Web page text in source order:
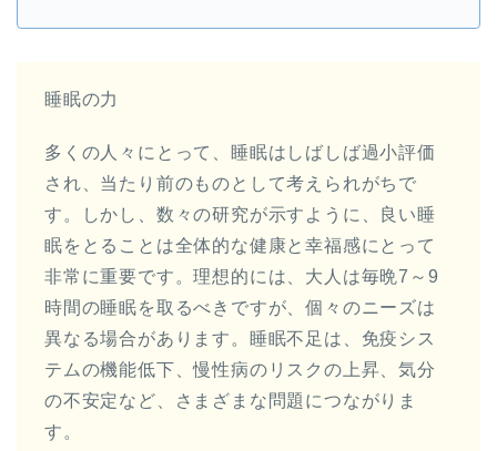
睡眠の力
多くの人々にとって、睡眠はしばしば過小評価
され、当たり前のものとして考えられがちで
す。しかし、数々の研究が示すように、良い睡
眠をとることは全体的な健康と幸福感にとって
非常に重要です。理想的には、大人は毎晩7～9
時間の睡眠を取るべきですが、個々のニーズは
異なる場合があります。睡眠不足は、免疫シス
テムの機能低下、慢性病のリスクの上昇、気分
の不安定など、さまざまな問題につながりま
す。